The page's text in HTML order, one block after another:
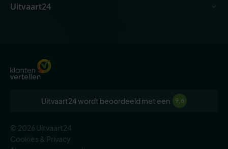
Uitvaart24
Uitvaart24 wordt beoordeeld met een 9,6
© 2026 Uitvaart24
Cookies & Privacy